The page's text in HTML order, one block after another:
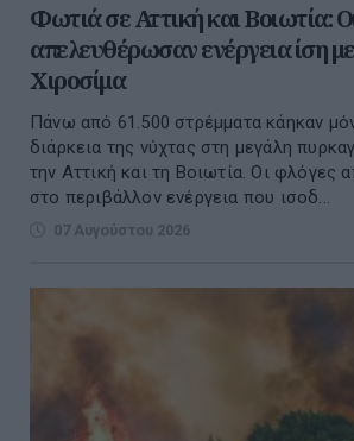
Φωτιά σε Αττική και Βοιωτία:
απελευθέρωσαν ενέργεια ίση
Χιροσίμα
Πάνω από 61.500 στρέμματα κάηκαν
διάρκεια της νύχτας στη μεγάλη
την Αττική και τη Βοιωτία. Οι φλόγες
στο περιβάλλον ενέργεια που ισοδ...
07 Αυγούστου 2026